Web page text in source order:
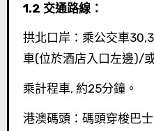
1.2 交通路線：
拱北口岸：乘公交車
車(位於酒店入口左邊)/
乘計程車, 約25分鐘。
港澳碼頭：碼頭穿梭巴